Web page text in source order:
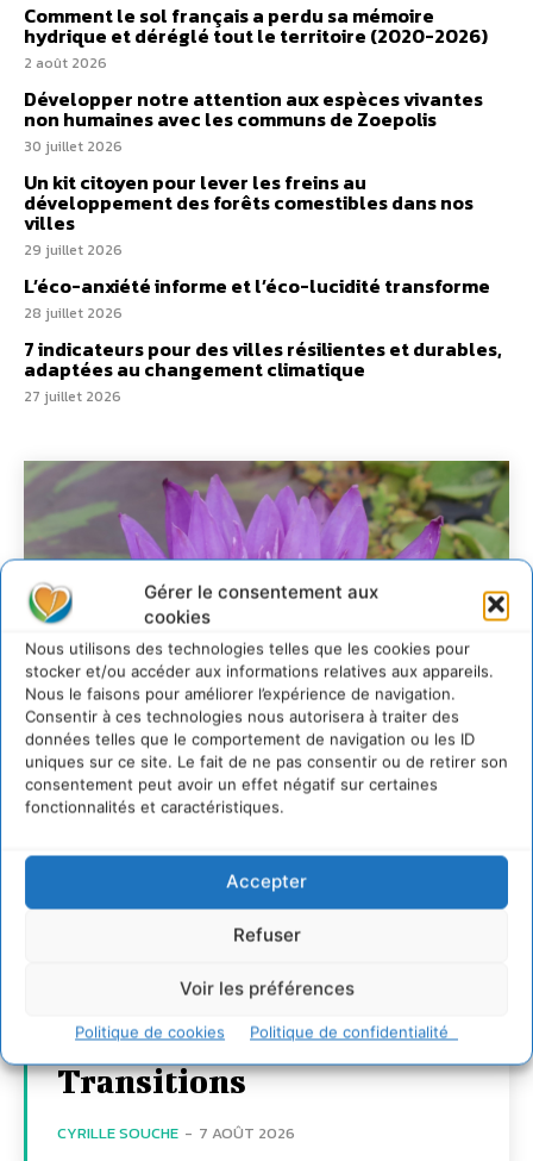
Gérer le consentement aux
cookies
Nous utilisons des technologies telles que les cookies pour
stocker et/ou accéder aux informations relatives aux appareils.
Nous le faisons pour améliorer l’expérience de navigation.
Consentir à ces technologies nous autorisera à traiter des
données telles que le comportement de navigation ou les ID
uniques sur ce site. Le fait de ne pas consentir ou de retirer son
consentement peut avoir un effet négatif sur certaines
fonctionnalités et caractéristiques.
Accepter
Refuser
Voir les préférences
Politique de cookies Politique de confidentialité
Comment le sol français a perdu sa mémoire
hydrique et déréglé tout le territoire (2020-2026)
2 août 2026
Développer notre attention aux espèces vivantes
non humaines avec les communs de Zoepolis
30 juillet 2026
Un kit citoyen pour lever les freins au
développement des forêts comestibles dans nos
villes
29 juillet 2026
L’éco-anxiété informe et l’éco-lucidité transforme
28 juillet 2026
7 indicateurs pour des villes résilientes et durables,
adaptées au changement climatique
27 juillet 2026
Transformer les
territoires par le
dialogue et la
coopération avec un
d’Accompagnement des
Transitions
CYRILLE SOUCHE - 7 AOÛT 2026